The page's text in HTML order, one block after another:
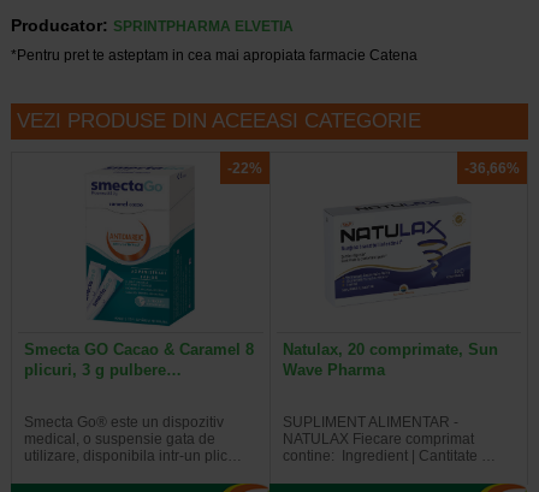
Producator: SPRINTPHARMA ELVETIA
*Pentru pret te asteptam in cea mai apropiata farmacie Catena
VEZI PRODUSE DIN ACEEASI CATEGORIE
-22%
Smecta GO Cacao & Caramel 8
plicuri, 3 g pulbere…
Smecta Go® este un dispozitiv
medical, o suspensie gata de
utilizare, disponibila intr-un plic…
-36,66%
Natulax, 20 comprimate, Sun
Wave Pharma
SUPLIMENT ALIMENTAR -
NATULAX Fiecare comprimat
contine: Ingredient | Cantitate …